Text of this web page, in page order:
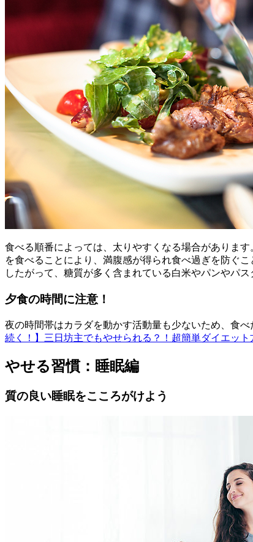
食べる順番によっては、太りやすくなる場合がありま
を食べることにより、満腹感が得られ食べ過ぎを防ぐ
したがって、糖質が多く含まれている白米やパンやパ
夕食の時間に注意！
夜の時間帯はカラダを動かす活動量も少ないため、食
続く！】三日坊主でもやせられる？！超簡単ダイエット
やせる習慣：睡眠編
質の良い睡眠をこころがけよう